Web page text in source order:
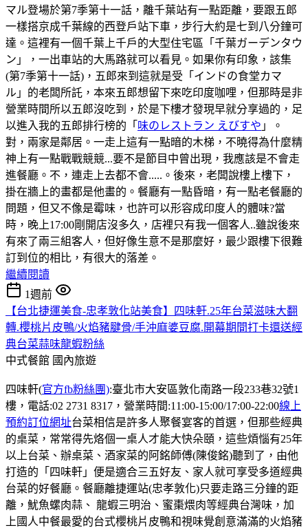
マル登場於第7季第十一話，離千葉站有一點距離，要跟五郎
一樣搭京成千葉線的西登戶站下車，步行大約是七到八分鐘可
達。這裡有一個千葉上千戶的大型住宅區「千葉ガーデンタウ
ン」，一出車站的大馬路就可以看見。如果你有印象，該集
(第7季第十一話)，五郎來到這就是受「インドの食堂カマ
ル」的老闆所託，本來五郎想留下來吃印度咖哩，但那時是非
營業時間所以五郎沒吃到，於是下樓才發現早就分享過的，足
以進入我的五郎排行榜的「 味のレストラン えびすや 」。
對，兩家是鄰居。一走上這有一點暗的木梯，不曉得為什麼精
神上有一點戰戰競競...要不是節目中曾出現，我應該是不會走
進餐廳。不，連走上去都不會.....。後來，老闆說樓上樓下，
掛在牆上的畫都是他畫的。餐廳有一點昏暗，有一點老餐廳的
問題，但又不像是霉味，也許可以形容成印度人的體味?當
時，晚上17:00剛開店沒多久，店裡只有我一個客人..雖說後來
有來了兩三組客人，但好像生意不是那麼好，最少跟樓下很難
訂到位的相比，有很大的落差。
繼續閱讀
1週前
【台北捷運美食-忠孝敦化站美食】四味軒.25年台菜滋味大翻
轉.櫻桃片皮鴨/火焰豬腱骨/手沖麻婆豆腐.開幕期間打卡還送經
典台菜蒜味龍蝦粉絲
中式餐館 國內旅遊
四味軒(官方fb粉絲團):臺北市大安區敦化南路一段233巷32號1
樓，電話:02 2731 8317，營業時間:11:00-15:00/17:00-22:00線上
預約訂位網址台菜相信是許多人聚餐宴客的首選，但那些經典
的桌菜，常常得先烙個一桌人才能大快朵頤，這些煩惱有25年
以上台菜、辦桌菜、酒家菜的阿銘師傅(陳俊銘)聽到了，由他
打造的「四味軒」便是適合三五好友、家人就可享受多道經典
台菜的好餐廳。餐廳離捷運站(忠孝敦化)只要走路三分鐘的距
離，魷魚螺肉蒜、 龍蝦三明治、蜜棗煨肉等經典台灣味，加
上國人中餐最愛的台式櫻桃片皮鴨和視味覺創意滿滿的火焰豬